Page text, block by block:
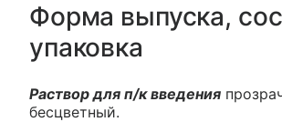
Форма выпуска,
упаковка
Раствор для п/к введения
бесцветный.